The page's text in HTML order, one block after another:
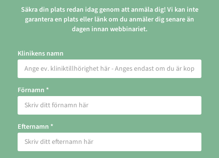
Säkra din plats redan idag genom att anmäla dig! Vi kan inte
garantera en plats eller länk om du anmäler dig senare än
dagen innan webbinariet.
Klinikens namn
Förnamn *
Efternamn *